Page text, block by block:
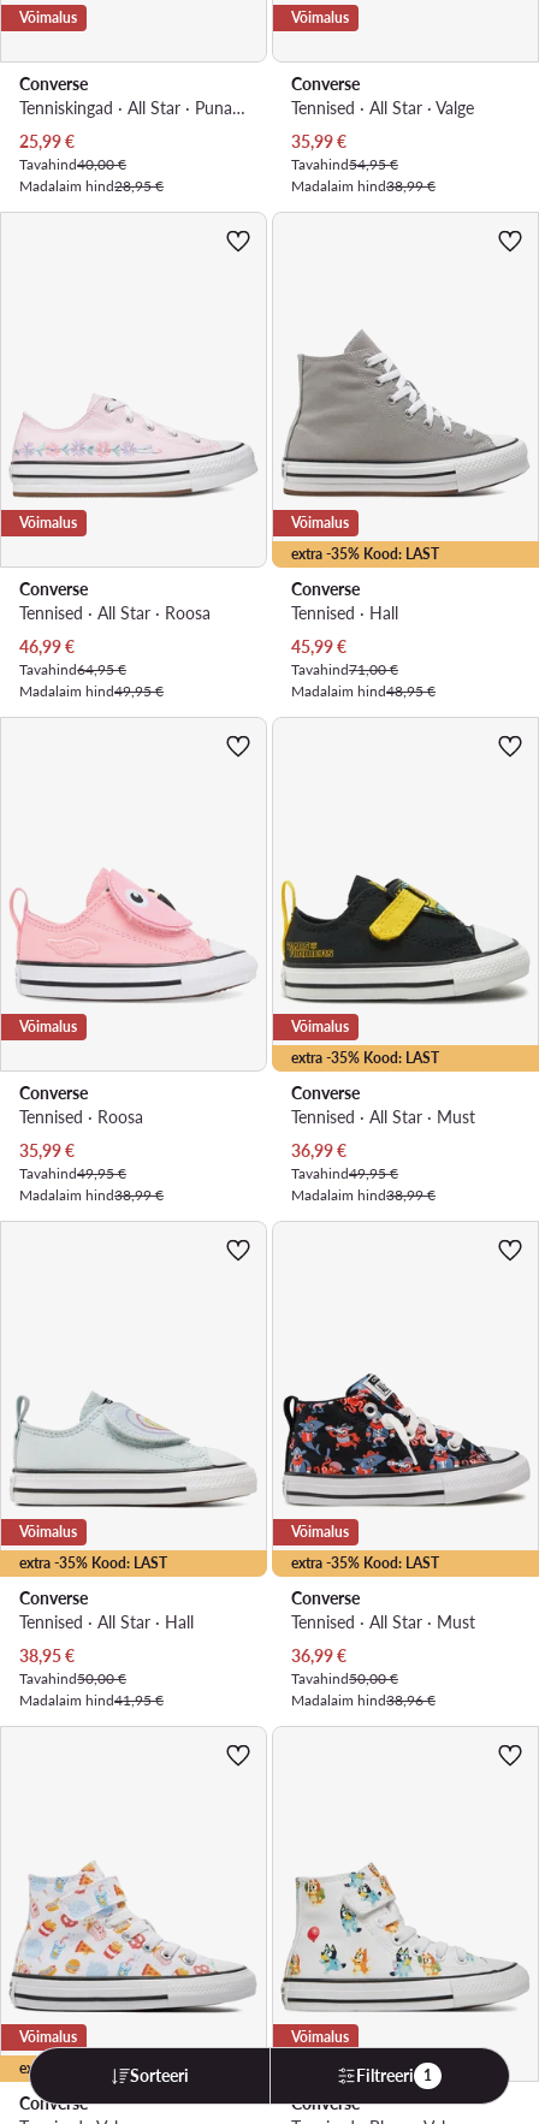
Võimalus
Converse
Tenniskingad · All Star · Punane
Praegune hind
25,99€
Tavahind40,00 €
Madalaim hind28,95 €
Võimalus
Converse
Tennised · All Star · Valge
Praegune hind
35,99€
Tavahind54,95 €
Madalaim hind38,99 €
Võimalus
Converse
Tennised · All Star · Roosa
Praegune hind
46,99€
Tavahind64,95 €
Madalaim hind49,95 €
extra -35% Kood: LAST
Võimalus
Converse
Tennised · Hall
Praegune hind
45,99€
Tavahind71,00 €
Madalaim hind48,95 €
Võimalus
Converse
Tennised · Roosa
Praegune hind
35,99€
Tavahind49,95 €
Madalaim hind38,99 €
extra -35% Kood: LAST
Võimalus
Converse
Tennised · All Star · Must
Praegune hind
36,99€
Tavahind49,95 €
Madalaim hind38,99 €
extra -35% Kood: LAST
Võimalus
Converse
Tennised · All Star · Hall
Praegune hind
38,95€
Tavahind50,00 €
Madalaim hind41,95 €
extra -35% Kood: LAST
Võimalus
Converse
Tennised · All Star · Must
Praegune hind
36,99€
Tavahind50,00 €
Madalaim hind38,96 €
extra -35% Kood: LAST
Võimalus
Converse
Võimalus
Converse
Sorteeri Filtreeri 1